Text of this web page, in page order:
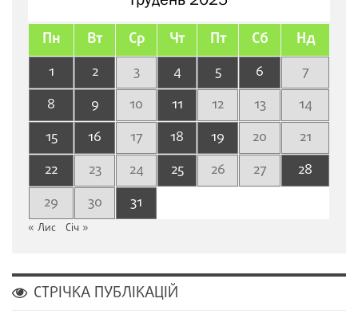
Пн Вт Ср Чт Пт Сб Нд
1 2 3 4 5 6
7
8
9 10 11 12 13
14
15
16 17 18 19 20
21
22
23 24 25 26 27
28
29
30 31
« Лис Січ »
СТРІЧКА ПУБЛІКАЦІЙ